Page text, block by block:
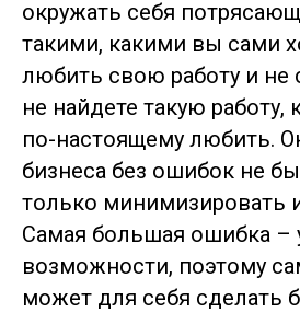
окружать себя
такими, какими вы сами
любить свою работу и не
не найдете такую работу,
по-настоящему любить.
бизнеса без ошибок не
только минимизировать
Самая большая ошибка –
возможности, поэтому
может для себя сделать